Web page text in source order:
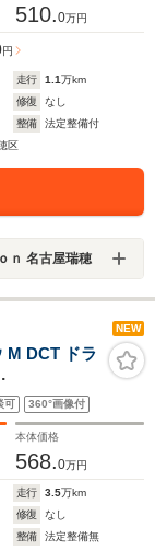
510.0万円
円
走行 1.1万km
修復
なし
整備
法定整備付
区
ｎ 名古屋瑞穂
NEW
DCT ドラ
カーボ
ズマダイレ
プ/コ-ドテ
可 360°画像付
本体価格
568.0万円
走行 3.5万km
修復
なし
整備
法定整備無